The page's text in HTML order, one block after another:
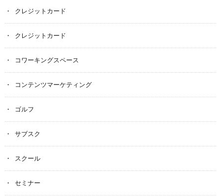
クレジットカード
クレジットカード
コワーキングスペース
コンテンツマーケティング
ゴルフ
サブスク
スクール
セミナー